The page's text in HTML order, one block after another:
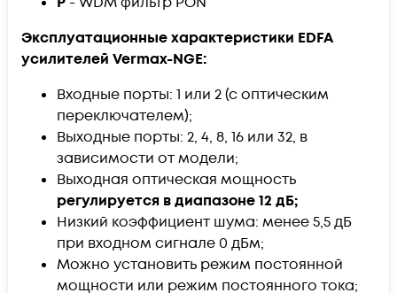
Эксплуатационные характеристики EDFA
усилителей Vermax-NGE:
Входные порты: 1 или 2 (с оптическим
переключателем);
Выходные порты: 2, 4, 8, 16 или 32, в
зависимости от модели;
Выходная оптическая мощность
регулируется в диапазоне 12 дБ;
Низкий коэффициент шума: менее 5,5 дБ
при входном сигнале 0 дБм;
Можно установить режим постоянной
мощности или режим постоянного тока;